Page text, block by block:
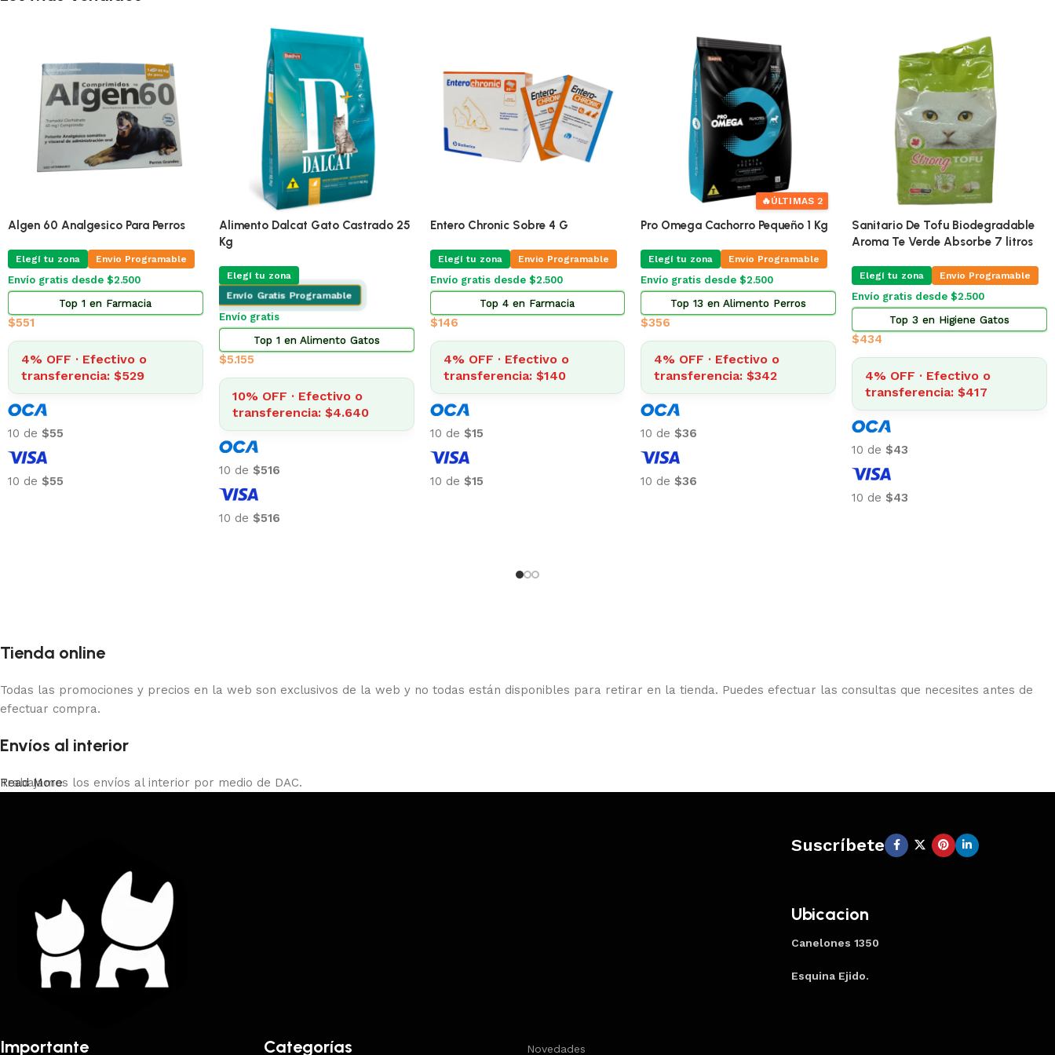
Dalcat Gato Castrado 25
tu zona
Gratis Programable
gratis
Top 1 en Alimento Gatos
10% OFF · Efectivo o
transferencia: $4.640
Entero Chronic Sobre 4 G
Envío gratis desde $2.500
Top 4 en Farmacia
146
4% OFF · Efectivo o
transferencia: $140
10 de$15
Pro Omega Cachorro Pequeño 1 Kg
Elegí tu zona Envio Programable
Envío gratis desde $2.500
Top 13 en Alimento Perros
356
4% OFF · Efectivo o
transferencia: $342
10 de $36
10 de $36
Sanitario De Tofu Biodegradable
Elegí tu zona Envio Programable
Envío gratis desde $2.500
Top 3 en Higiene Gatos
$ 434
4% OFF · Efectivo o
transferencia: $417
10 de$43
🔥ÚLTIMAS 2
Pro Omega Cachorro Pequeño 3 Kg
Envío gratis desde $2.500
Top 2 en Alimento Perros
4% OFF · Efectivo o
transferencia: $838
10 de$87
10 de$87
Tienda online
Todas las promociones y precios en la web son exclusivos de la web y no todas están disponibles para retirar en la tienda. Puedes efectuar las consultas que necesites antes de
efectuar compra.
Envíos al interior
Trabajamos los envíos al interior por medio de DAC.
Read More
Importante Categorías Novedades
Suscríbete
Ubicacion
Canelones 1350
Esquina Ejido.